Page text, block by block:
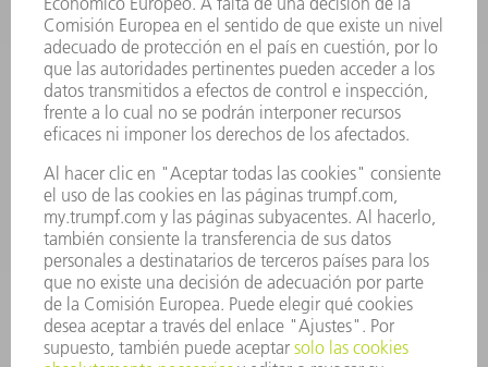
Preguntas más frecuentes
Condiciones generales de venta
CONTACTO
Departamento de Repuestos
+34 91 657 36 70
Viernes de 8h – 17h
repuestos@es.trumpf.com
CONTACTO
Departamento de Utillaje
+34 91 657 36 69
Lunes a Jueves de 8h – 18h
Viernes de 8h – 17h
utillaje@trumpf.com